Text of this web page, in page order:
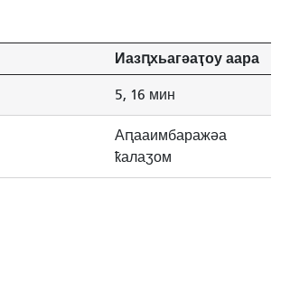
Иазԥхьагәаҭоу аара
5, 16 мин
Аԥааимбаражәа
ҟалаӡом